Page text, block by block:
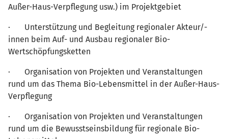
Außer-Haus-Verpflegung usw.) im Projektgebiet
· Unterstützung und Begleitung regionaler Akteur/-
innen beim Auf- und Ausbau regionaler Bio-
Wertschöpfungsketten
· Organisation von Projekten und Veranstaltungen
rund um das Thema Bio-Lebensmittel in der Außer-Haus-
Verpflegung
· Organisation von Projekten und Veranstaltungen
rund um die Bewusstseinsbildung für regionale Bio-